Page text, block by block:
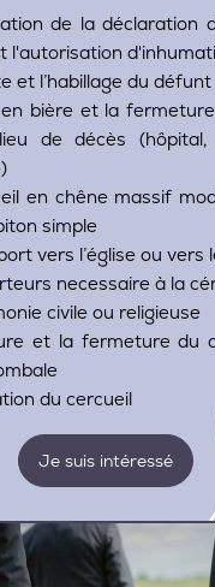
de la déclaration
l'autorisation
et l’habillage du défunt
bière et la
de décès (hôpital,
en chêne massif
simple
vers l’église ou vers
necessaire à la
civile ou religieuse
et la fermeture du
du cercueil
Je suis intéressé